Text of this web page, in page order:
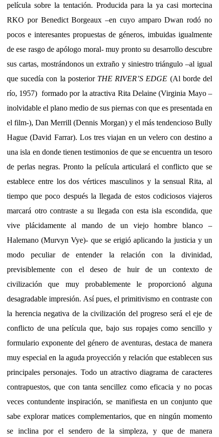
película sobre la tentación. Producida para la ya casi mortecina
RKO por Benedict Borgeaux –en cuyo amparo Dwan rodó no
pocos e interesantes propuestas de géneros, imbuidas igualmente
de ese rasgo de apólogo moral- muy pronto su desarrollo descubre
sus cartas, mostrándonos un extraño y siniestro triángulo –al igual
que sucedía con la posterior THE RIVER’S EDGE (Al borde del
río, 1957) formado por la atractiva Rita Delaine (Virginia Mayo –
inolvidable el plano medio de sus piernas con que es presentada en
el film-), Dan Merrill (Dennis Morgan) y el más tendencioso Bully
Hague (David Farrar). Los tres viajan en un velero con destino a
una isla en donde tienen testimonios de que se encuentra un tesoro
de perlas negras. Pronto la película articulará el conflicto que se
establece entre los dos vértices masculinos y la sensual Rita, al
tiempo que poco después la llegada de estos codiciosos viajeros
marcará otro contraste a su llegada con esta isla escondida, que
vive plácidamente al mando de un viejo hombre blanco –
Halemano (Murvyn Vye)- que se erigió aplicando la justicia y un
modo peculiar de entender la relación con la divinidad,
previsiblemente con el deseo de huir de un contexto de
civilización que muy probablemente le proporcionó alguna
desagradable impresión. Así pues, el primitivismo en contraste con
la herencia negativa de la civilización del progreso será el eje de
conflicto de una película que, bajo sus ropajes como sencillo y
formulario exponente del género de aventuras, destaca de manera
muy especial en la aguda proyección y relación que establecen sus
principales personajes. Todo un atractivo diagrama de caracteres
contrapuestos, que con tanta sencillez como eficacia y no pocas
veces contundente inspiración, se manifiesta en un conjunto que
sabe explorar matices complementarios, que en ningún momento
se inclina por el sendero de la simpleza, y que de manera